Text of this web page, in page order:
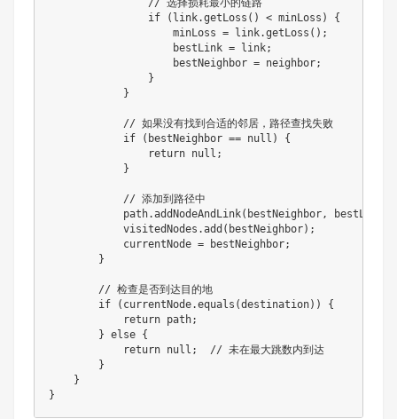
// 选择损耗最小的链路
if
( link.getLoss ( ) < minLoss )
{
                    minLoss
= link.getLoss ( ) ;
                    bestLink
= link;
                    bestNeighbor
= neighbor;
}
}
// 如果没有找到合适的邻居，路径查找失败
if
( bestNeighbor == null )
{
return null ;
}
// 添加到路径中
            path
.addNodeAndLink( bestNeighbor, bestLink
            visitedNodes
.add ( bestNeighbor) ;
            currentNode
= bestNeighbor;
}
// 检查是否到达目的地
if
( currentNode.equals (destination) )
{
return path;
} else {
return null ;
// 未在最大跳数内到达
}
}
}